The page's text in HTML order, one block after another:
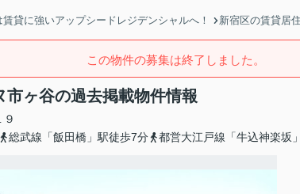
貸に強いアップシードレジデンシャルへ！ 新宿区の賃貸居
この物件の募集は終了しました。
市ヶ谷の過去掲載物件情報
９
総武線「飯田橋」駅徒歩7分 都営大江戸線「牛込神楽坂